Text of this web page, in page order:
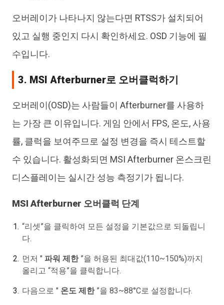
오버레이가 나타나지 않는다면 RTSS가 설치되어
있고 실행 중인지 다시 확인하세요. OSD 기능에 필
수입니다.
3. MSI Afterburner로 오버클럭하기
오버레이(OSD)는 사람들이 Afterburner를 사용하
는 가장 큰 이유입니다. 게임 안에서 FPS, 온도, 사용
률, 클럭을 보여주므로 설정 변경을 즉시 테스트할
수 있습니다. 활성화되면 MSI Afterburner 온스크린
디스플레이는 실시간 성능 측정기가 됩니다.
MSI Afterburner 오버클럭 단계
“리셋”을 클릭하여 모든 설정을 기본값으로 되돌립니
다.
먼저 " 파워 제한 ”을 허용된 최대값(110~150%)까지
올리고 “적용”을 클릭합니다.
다음으로 " 온도 제한 ”을 83~88°C로 설정합니다.